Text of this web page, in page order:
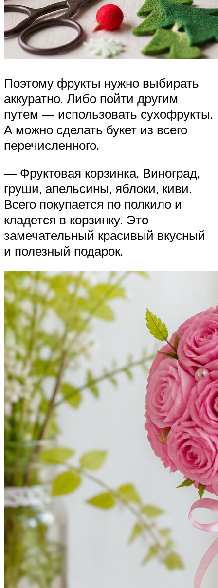
Поэтому фрукты нужно выбирать
аккуратно. Либо пойти другим
путем — использовать сухофрукты.
А можно сделать букет из всего
перечисленного.
— Фруктовая корзинка. Виноград,
груши, апельсины, яблоки, киви.
Всего покупается по полкило и
кладется в корзинку. Это
замечательный красивый вкусный
и полезный подарок.